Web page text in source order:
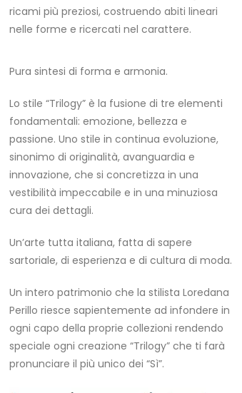
ricami più preziosi, costruendo abiti lineari
nelle forme e ricercati nel carattere.
Pura sintesi di forma e armonia.
Lo stile “Trilogy” è la fusione di tre elementi
fondamentali: emozione, bellezza e
passione. Uno stile in continua evoluzione,
sinonimo di originalità, avanguardia e
innovazione, che si concretizza in una
vestibilità impeccabile e in una minuziosa
cura dei dettagli.
Un’arte tutta italiana, fatta di sapere
sartoriale, di esperienza e di cultura di moda.
Un intero patrimonio che la stilista Loredana
Perillo riesce sapientemente ad infondere in
ogni capo della proprie collezioni rendendo
speciale ogni creazione “Trilogy” che ti farà
pronunciare il più unico dei “Sì”.